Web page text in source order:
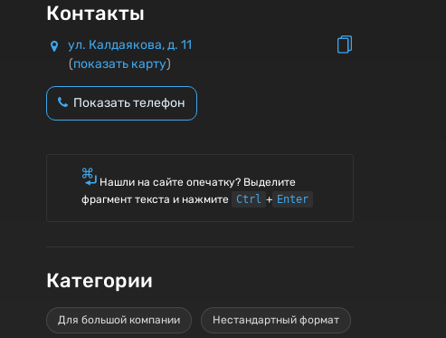
Контакты
ул. Калдаякова, д. 11
(показать карту)
Показать телефон
Нашли на сайте опечатку? Выделите
фрагмент текста и нажмите Ctrl + Enter
Категории
Для большой компании Нестандартный формат